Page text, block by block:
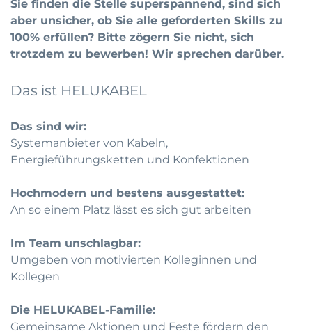
Sie finden die Stelle superspannend, sind sich
aber unsicher, ob Sie alle geforderten Skills zu
100% erfüllen? Bitte zögern Sie nicht, sich
trotzdem zu bewerben! Wir sprechen darüber.
Das ist HELUKABEL
Das sind wir:
Systemanbieter von Kabeln,
Energieführungsketten und Konfektionen
Hochmodern und bestens ausgestattet:
An so einem Platz lässt es sich gut arbeiten
Im Team unschlagbar:
Umgeben von motivierten Kolleginnen und
Kollegen
Die HELUKABEL-Familie:
Gemeinsame Aktionen und Feste fördern den